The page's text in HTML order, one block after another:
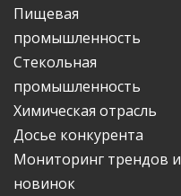
Пищевая
промышленность
Стекольная
промышленность
Химическая отрасль
Досье конкурента
Мониторинг трендов и
новинок